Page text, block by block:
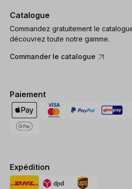
Catalogue
Commandez gratuitement le
découvrez toute notre gamme.
Commander le catalogue
Paiement
Expédition